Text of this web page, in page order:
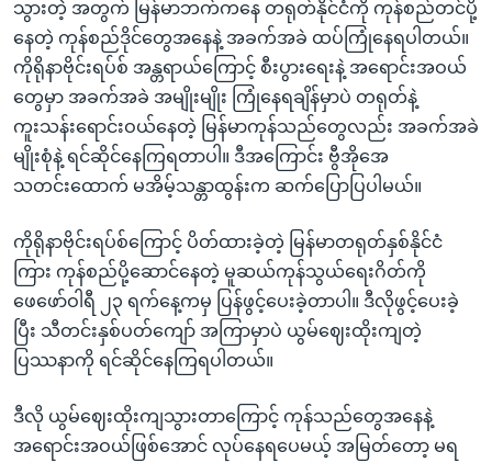
သွားတဲ့ အတွက် မြန်မာဘက်ကနေ တရုတ်နိုင်ငံကို ကုန်စည်တင်ပို့
နေတဲ့ ကုန်စည်ဒိုင်တွေအနေနဲ့ အခက်အခဲ ထပ်ကြုံနေရပါတယ်။
ကိုရိုနာဗိုင်းရပ်စ် အန္တရာယ်ကြောင့် စီးပွားရေးနဲ့ အရောင်းအဝယ်
တွေမှာ အခက်အခဲ အမျိုးမျိုး ကြုံနေရချိန်မှာပဲ တရုတ်နဲ့
ကူးသန်းရောင်းဝယ်နေတဲ့ မြန်မာကုန်သည်တွေလည်း အခက်အခဲ
မျိုးစုံနဲ့ ရင်ဆိုင်နေကြရတာပါ။ ဒီအကြောင်း ဗွီအိုအေ
သတင်းထောက် မအိမ့်သန္တာထွန်းက ဆက်ပြောပြပါမယ်။
ကိုရိုနာဗိုင်းရပ်စ်ကြောင့် ပိတ်ထားခဲ့တဲ့ မြန်မာတရုတ်နှစ်နိုင်ငံ
ကြား ကုန်စည်ပို့ဆောင်နေတဲ့ မူဆယ်ကုန်သွယ်ရေးဂိတ်ကို
ဖေဖော်ဝါရီ ၂၃ ရက်နေ့ကမှ ပြန်ဖွင့်ပေးခဲ့တာပါ။ ဒီလိုဖွင့်ပေးခဲ့
ပြီး သီတင်းနှစ်ပတ်ကျော် အကြာမှာပဲ ယွမ်ဈေးထိုးကျတဲ့
ပြဿနာကို ရင်ဆိုင်နေကြရပါတယ်။
ဒီလို ယွမ်ဈေးထိုးကျသွားတာကြောင့် ကုန်သည်တွေအနေနဲ့
အရောင်းအဝယ်ဖြစ်အောင် လုပ်နေရပေမယ့် အမြတ်တော့ မရ